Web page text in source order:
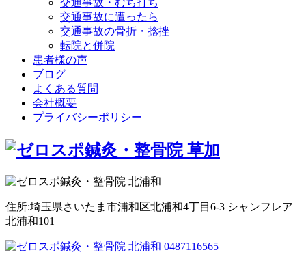
交通事故・むち打ち
交通事故に遭ったら
交通事故の骨折・捻挫
転院と併院
患者様の声
ブログ
よくある質問
会社概要
プライバシーポリシー
住所:埼玉県さいたま市浦和区北浦和4丁目6-3 シャンフレア
北浦和101